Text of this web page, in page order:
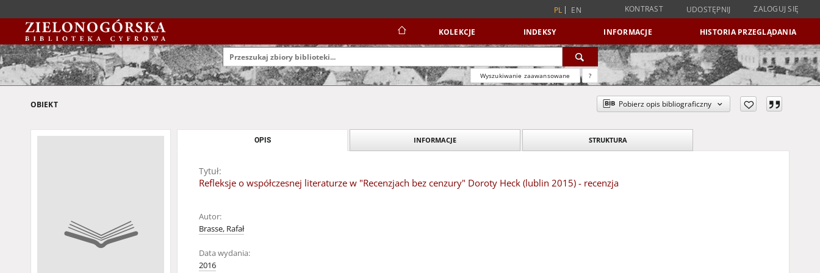
PL EN KONTRAST UDOSTĘPNIJ ZALOGUJ SIĘ
KOLEKCJE INDEKSY INFORMACJE HISTORIA PRZEGLĄDANIA
Wyszukiwanie zaawansowane ?
OBIEKT Pobierz opis bibliograficzny
OPIS INFORMACJE STRUKTURA
Tytuł:
Refleksje o współczesnej literaturze w "Recenzjach bez cenzury" Doroty Heck (lublin 2015) - recenzja
Autor:
Brasse, Rafał
Data wydania:
2016